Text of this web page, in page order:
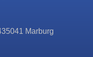
Marburg